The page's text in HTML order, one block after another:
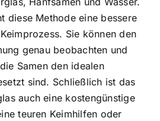
diese Methode eine bessere
Sie können den
genau beobachten und
Samen den idealen
sind. Schließlich ist das
auch eine kostengünstige
teuren Keimhilfen oder